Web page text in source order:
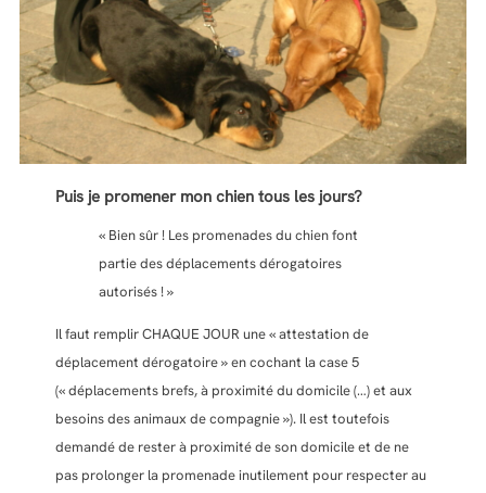
Puis je promener mon chien tous les jours?
« Bien sûr ! Les promenades du chien font
partie des déplacements dérogatoires
autorisés ! »
Il faut remplir CHAQUE JOUR une « attestation de
déplacement dérogatoire » en cochant la case 5
(« déplacements brefs, à proximité du domicile (…) et aux
besoins des animaux de compagnie »). Il est toutefois
demandé de rester à proximité de son domicile et de ne
pas prolonger la promenade inutilement pour respecter au